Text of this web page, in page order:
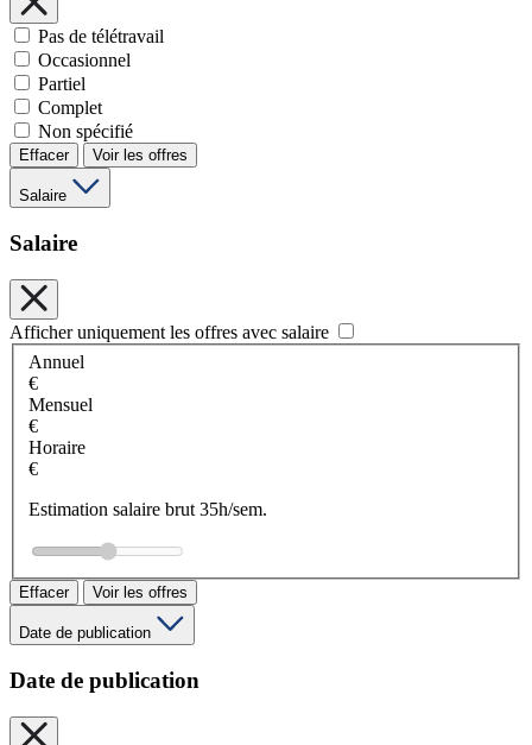
Pas de télétravail
Occasionnel
Partiel
Complet
Non spécifié
Effacer Voir les offres
Salaire
Salaire
Afficher uniquement les offres avec salaire
Annuel
€
Mensuel
€
Horaire
€
Estimation salaire brut 35h/sem.
Effacer Voir les offres
Date de publication
Date de publication